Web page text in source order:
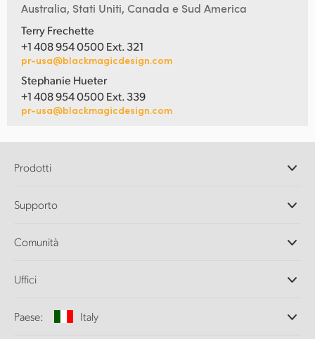
Australia, Stati Uniti, Canada e Sud America
Terry Frechette
+1 408 954 0500 Ext. 321
pr-usa@blackmagicdesign.com
Stephanie Hueter
+1 408 954 0500 Ext. 339
pr-usa@blackmagicdesign.com
Prodotti
DaVinci Resolve e Fusion
Ultimatte
Acquisizione e riproduzione
Conversione di standard
Supporto
Centro assistenza
Comunità
Uffici
Chi siamo
Paese: Italy